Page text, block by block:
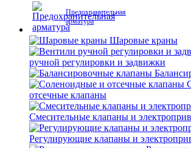
Предохранительная
арматура
Шаровые краны
ручной регулировки и задвижки
отсечные клапаны
Смесительные клапаны и
Регулирующие клапаны и